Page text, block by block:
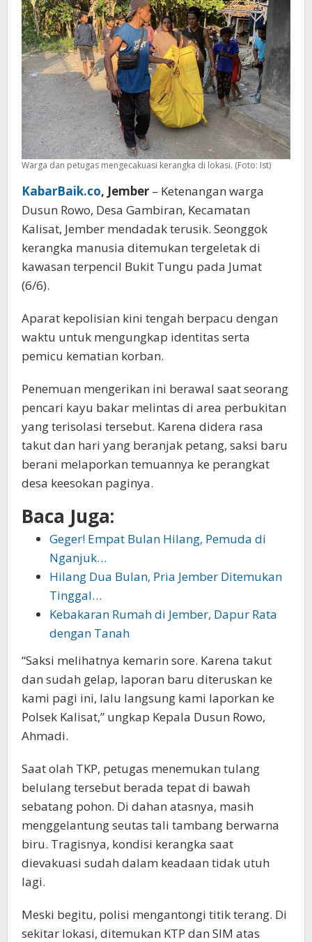
Warga dan petugas mengecakuasi kerangka di lokasi. (Foto: Ist)
KabarBaik.co, Jember – Ketenangan warga
Dusun Rowo, Desa Gambiran, Kecamatan
Kalisat, Jember mendadak terusik. Seonggok
kerangka manusia ditemukan tergeletak di
kawasan terpencil Bukit Tungu pada Jumat
(6/6).
Aparat kepolisian kini tengah berpacu dengan
waktu untuk mengungkap identitas serta
pemicu kematian korban.
Penemuan mengerikan ini berawal saat seorang
pencari kayu bakar melintas di area perbukitan
yang terisolasi tersebut. Karena didera rasa
takut dan hari yang beranjak petang, saksi baru
berani melaporkan temuannya ke perangkat
desa keesokan paginya.
Baca Juga:
Geger! Empat Bulan Hilang, Pemuda di
Nganjuk…
Hilang Dua Bulan, Pria Jember Ditemukan
Tinggal…
Kebakaran Rumah di Jember, Dapur Rata
dengan Tanah
“Saksi melihatnya kemarin sore. Karena takut
dan sudah gelap, laporan baru diteruskan ke
kami pagi ini, lalu langsung kami laporkan ke
Polsek Kalisat,” ungkap Kepala Dusun Rowo,
Ahmadi.
Saat olah TKP, petugas menemukan tulang
belulang tersebut berada tepat di bawah
sebatang pohon. Di dahan atasnya, masih
menggelantung seutas tali tambang berwarna
biru. Tragisnya, kondisi kerangka saat
dievakuasi sudah dalam keadaan tidak utuh
lagi.
Meski begitu, polisi mengantongi titik terang. Di
sekitar lokasi, ditemukan KTP dan SIM atas